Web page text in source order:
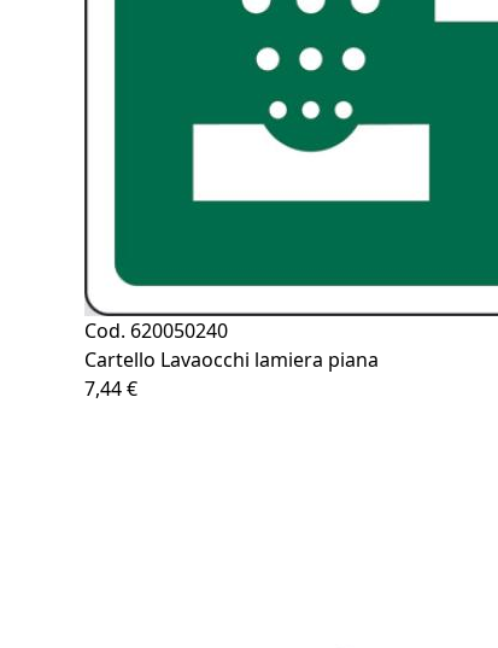
Cod. 620050240
Cartello Lavaocchi lamiera piana
7,44 €